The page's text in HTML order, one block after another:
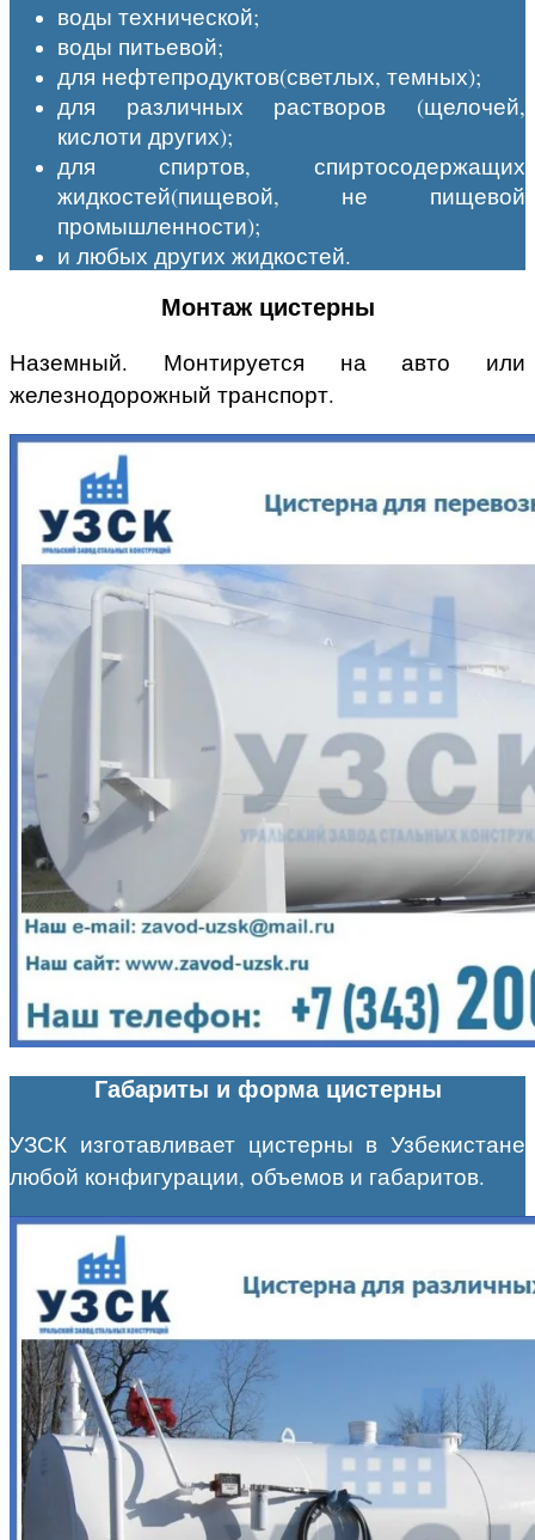
воды технической;
воды питьевой;
для нефтепродуктов(светлых, темных);
для различных растворов (щелочей,
кислоти других);
для спиртов, спиртосодержащих
жидкостей(пищевой, не пищевой
промышленности);
и любых других жидкостей.
Монтаж цистерны
Наземный. Монтируется на авто или
железнодорожный транспорт.
Габариты и форма цистерны
УЗСК изготавливает цистерны в Узбекистане
любой конфигурации, объемов и габаритов.